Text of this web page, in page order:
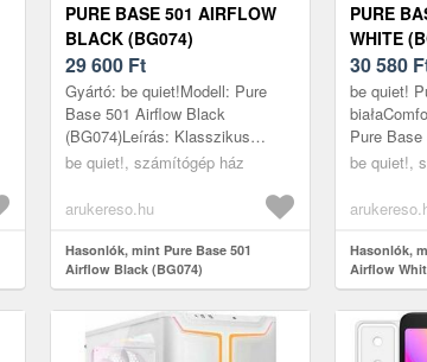
PURE BASE 501 AIRFLOW
BLACK (BG074)
29 600 Ft
Gyártó: be quiet!Modell: Pure
Base 501 Airflow Black
(BG074)Leírás: Klasszikus
megjelenésA Pure Base 501
tényező nélkü...
be quiet!, számítógép ház
arukereso.hu
Hasonlók, mint Pure Base 501
Airflow Black (BG074)
PURE
WHITE
30 580
be quiet!
Pure
be quiet!,
Hasonlók,
Airflow